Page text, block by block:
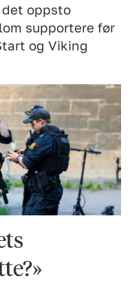
oppsto
supportere før
og Viking